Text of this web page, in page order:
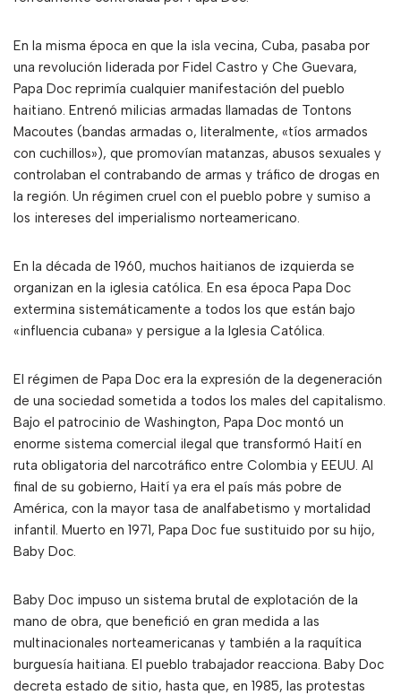
En la misma época en que la isla vecina, Cuba, pasaba por
una revolución liderada por Fidel Castro y Che Guevara,
Papa Doc reprimía cualquier manifestación del pueblo
haitiano. Entrenó milicias armadas llamadas de Tontons
Macoutes (bandas armadas o, literalmente, «tíos armados
con cuchillos»), que promovían matanzas, abusos sexuales y
controlaban el contrabando de armas y tráfico de drogas en
la región. Un régimen cruel con el pueblo pobre y sumiso a
los intereses del imperialismo norteamericano.
En la década de 1960, muchos haitianos de izquierda se
organizan en la iglesia católica. En esa época Papa Doc
extermina sistemáticamente a todos los que están bajo
«influencia cubana» y persigue a la Iglesia Católica.
El régimen de Papa Doc era la expresión de la degeneración
de una sociedad sometida a todos los males del capitalismo.
Bajo el patrocinio de Washington, Papa Doc montó un
enorme sistema comercial ilegal que transformó Haití en
ruta obligatoria del narcotráfico entre Colombia y EEUU. Al
final de su gobierno, Haití ya era el país más pobre de
América, con la mayor tasa de analfabetismo y mortalidad
infantil. Muerto en 1971, Papa Doc fue sustituido por su hijo,
Baby Doc.
Baby Doc impuso un sistema brutal de explotación de la
mano de obra, que benefició en gran medida a las
multinacionales norteamericanas y también a la raquítica
burguesía haitiana. El pueblo trabajador reacciona. Baby Doc
decreta estado de sitio, hasta que, en 1985, las protestas